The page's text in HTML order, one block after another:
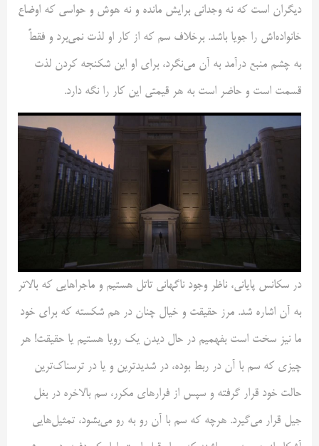
دیگران است که نه وجدانی برایش مانده و نه هوش و حواسی که اوضاع
خانواده‌اش را جویا باشد. برخلاف سم که از کار او لذت نمی‌برد و فقطً
به چشم منبع درآمد به آن می‌نگرد، برای او این شکنجه کردن لذت
قسمت است و حاضر است به هر قیمتی این کار را نگه دارد.
در سکانس پایانی، ناظر وجود ناگهانی تاتل هستیم و ماجراهایی که بالاتر
به آن اشاره شد. مرز حقیقت و خیال چنان در هم شکسته که برای خود
ما نیز سخت است بفهمیم در حال دیدن یک رویا هستیم یا حقیقت! هر
چیزی که سم با آن در ربط بوده، در شدیدترین و یا در ترسناک‌ترین
حالت خود قرار گرفته و سپس از فرارهای مکرر، سم بالاخره در بغل
جیل قرار می‌گیرد. هرچه که سم با آن رو به رو می‌بشود، تمثیل‌هایی